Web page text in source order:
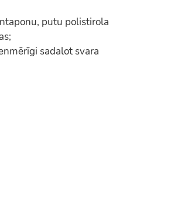
putu polistirola
sadalot svara